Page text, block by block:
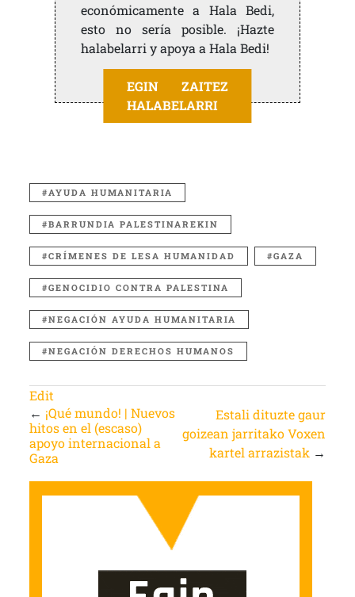
económicamente a Hala Bedi,
esto no sería posible. ¡Hazte
halabelarri y apoya a Hala Bedi!
EGIN ZAITEZ
HALABELARRI
AYUDA HUMANITARIA
BARRUNDIA PALESTINAREKIN
CRÍMENES DE LESA HUMANIDAD GAZA
GENOCIDIO CONTRA PALESTINA
NEGACIÓN AYUDA HUMANITARIA
NEGACIÓN DERECHOS HUMANOS
Edit
← ¡Qué mundo! | Nuevos
hitos en el (escaso)
apoyo internacional a
Gaza
Estali dituzte gaur
goizean jarritako Voxen
kartel arrazistak →